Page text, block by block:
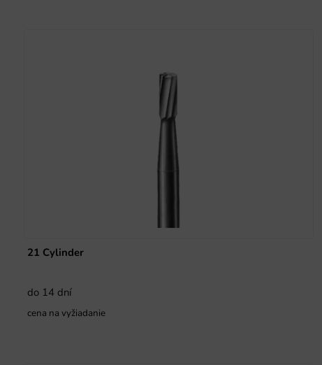
21 Cylinder
do 14 dní
cena na vyžiadanie